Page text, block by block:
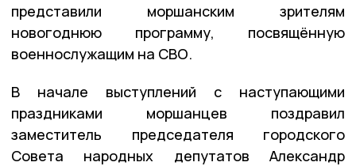
представили моршанским зрителям
новогоднюю программу, посвящëнную
военнослужащим на СВО.
В начале выступлений с наступающими
праздниками моршанцев поздравил
заместитель председателя городского
Совета народных депутатов Александр